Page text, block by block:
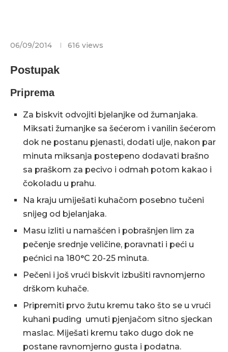
06/09/2014 616 views
Postupak
Priprema
Za biskvit odvojiti bjelanjke od žumanjaka.
Miksati žumanjke sa šećerom i vanilin šećerom
dok ne postanu pjenasti, dodati ulje, nakon par
minuta miksanja postepeno dodavati brašno
sa praškom za pecivo i odmah potom kakao i
čokoladu u prahu.
Na kraju umiješati kuhačom posebno tučeni
snijeg od bjelanjaka.
Masu izliti u namašćen i pobrašnjen lim za
pečenje srednje veličine, poravnati i peći u
pećnici na 180°C 20-25 minuta.
Pečeni i još vrući biskvit izbušiti ravnomjerno
drškom kuhače.
Pripremiti prvo žutu kremu tako što se u vrući
kuhani puding umuti pjenjačom sitno sjeckan
maslac. Miješati kremu tako dugo dok ne
postane ravnomjerno gusta i podatna.